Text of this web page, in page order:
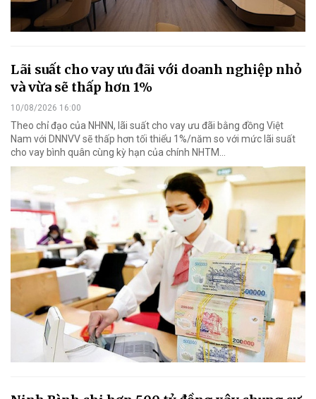
Lãi suất cho vay ưu đãi với doanh nghiệp nhỏ
và vừa sẽ thấp hơn 1%
10/08/2026 16:00
Theo chỉ đạo của NHNN, lãi suất cho vay ưu đãi bằng đồng Việt
Nam với DNNVV sẽ thấp hơn tối thiểu 1%/năm so với mức lãi suất
cho vay bình quân cùng kỳ hạn của chính NHTM...